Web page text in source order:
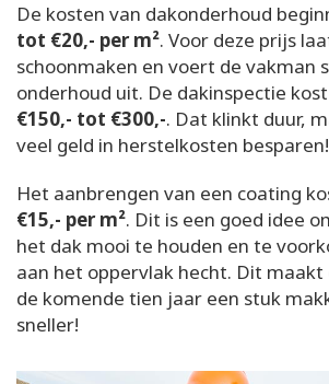
De kosten van dakonderhoud
tot €20,- per m². Voor deze prijs
schoonmaken en voert de vakman
onderhoud uit. De dakinspectie
€150,- tot €300,-. Dat klinkt duur,
veel geld in herstelkosten besparen!
Het aanbrengen van een coating
€15,- per m². Dit is een goed idee
het dak mooi te houden en te
aan het oppervlak hecht. Dit
de komende tien jaar een stuk
sneller!